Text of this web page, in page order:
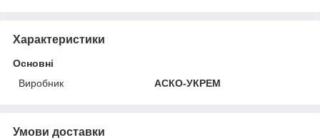
Характеристики
Основні
Виробник
АСКО-УКРЕМ
Умови доставки